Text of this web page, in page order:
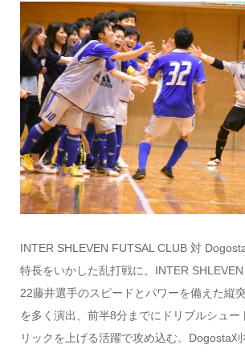
INTER SHLEVEN FUTSAL CLUB 対
特長をいかした乱打戦に。INTER
22藤井選手のスピードとパワーを備えた縦
を多く演出、前半8分までにドリブルシュー
リックを上げる活躍で攻め込む。Dogosta